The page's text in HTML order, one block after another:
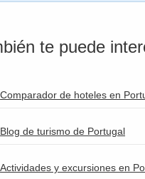
te puede
Comparador de hoteles en
Blog de turismo de Portugal
Actividades y excursiones en